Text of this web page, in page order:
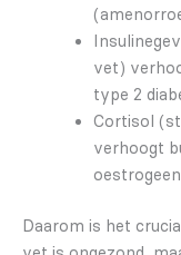
vet)
type 2
Cortisol
verhoogt
Daarom is het